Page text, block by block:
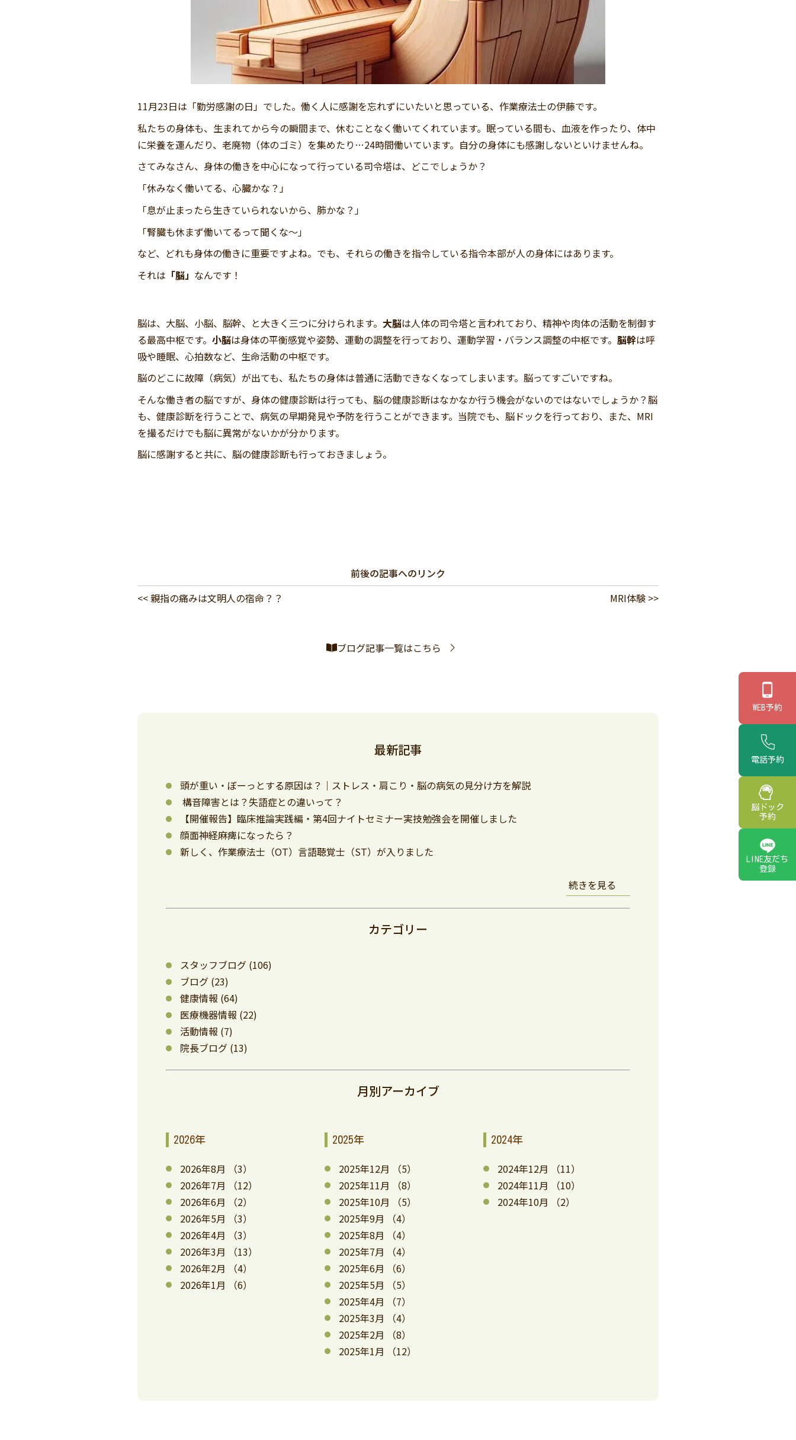
WEB予約
電話予約
脳ドック
予約
LINE友だち
登録
11月23日は「勤労感謝の日」でした。働く人に感謝を忘れずにいたいと思っている、作業療法士の伊藤です。
私たちの身体も、生まれてから今の瞬間まで、休むことなく働いてくれています。眠っている間も、血液を作ったり、体中
に栄養を運んだり、老廃物（体のゴミ）を集めたり…24時間働いています。自分の身体にも感謝しないといけませんね。
さてみなさん、身体の働きを中心になって行っている司令塔は、どこでしょうか？
「休みなく働いてる、心臓かな？」
「息が止まったら生きていられないから、肺かな？」
「腎臓も休まず働いてるって聞くな～」
など、どれも身体の働きに重要ですよね。でも、それらの働きを指令している指令本部が人の身体にはあります。
それは 「脳」 なんです！
脳は、大脳、小脳、脳幹、と大きく三つに分けられます。 大脳は人体の司令塔と言われており、精神や肉体の活動を制御す
る最高中枢です。 小脳は身体の平衡感覚や姿勢、運動の調整を行っており、運動学習・バランス調整の中枢です。 脳幹は呼
吸や睡眠、心拍数など、生命活動の中枢です。
脳のどこに故障（病気）が出ても、私たちの身体は普通に活動できなくなってしまいます。脳ってすごいですね。
そんな働き者の脳ですが、身体の健康診断は行っても、脳の健康診断はなかなか行う機会がないのではないでしょうか？脳
も、健康診断を行うことで、病気の早期発見や予防を行うことができます。当院でも、脳ドックを行っており、また、MRI
を撮るだけでも脳に異常がないかが分かります。
脳に感謝すると共に、脳の健康診断も行っておきましょう。
前後の記事へのリンク
<< 親指の痛みは文明人の宿命？？
MRI体験 >>
ブログ記事一覧はこちら
最新記事
頭が重い・ぼーっとする原因は？｜ストレス・肩こり・脳の病気の見分け方を解説
構音障害とは？失語症との違いって？
【開催報告】臨床推論実践編・第4回ナイトセミナー実技勉強会を開催しました
顔面神経麻痺になったら？
新しく、作業療法士（OT）言語聴覚士（ST）が入りました
続きを見る
カテゴリー
スタッフブログ (106)
ブログ (23)
健康情報 (64)
医療機器情報 (22)
活動情報 (7)
院長ブログ (13)
月別アーカイブ
2026年
2026年8月
（3）
2026年7月
（12）
2026年6月
（2）
2026年5月
（3）
2026年4月
（3）
2026年3月
（13）
2026年2月
（4）
2026年1月
（6）
2025年
2025年12月
（5）
2025年11月
（8）
2025年10月
（5）
2025年9月
（4）
2025年8月
（4）
2025年7月
（4）
2025年6月
（6）
2025年5月
（5）
2025年4月
（7）
2025年3月
（4）
2025年2月
（8）
2025年1月
（12）
2024年
2024年12月
（11）
2024年11月
（10）
2024年10月
（2）